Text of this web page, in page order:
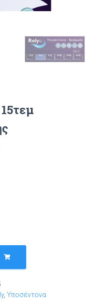
, Υποσέντονα